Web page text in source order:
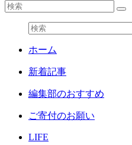
ホーム
新着記事
編集部のおすすめ
ご寄付のお願い
LIFE